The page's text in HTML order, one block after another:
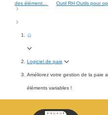
des élément... Outil RH Outils pour
Logiciel de paie
Améliorez votre gestion de la paie
éléments variables !